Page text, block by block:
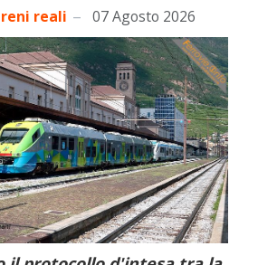
reali 07 Agosto 2026